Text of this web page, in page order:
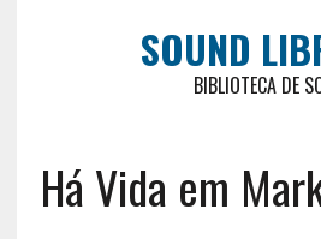
SOUND
BIBLIOTECA DE
Há Vida em